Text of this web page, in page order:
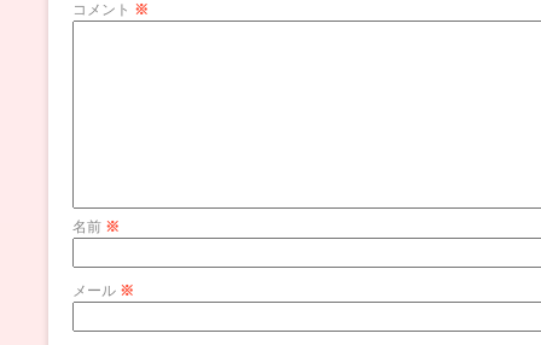
コメント ※
名前 ※
メール ※